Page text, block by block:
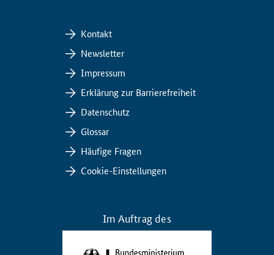
Kontakt
Newsletter
Impressum
Erklärung zur Barrierefreiheit
Datenschutz
Glossar
Häufige Fragen
Cookie-Einstellungen
Im Auftrag des